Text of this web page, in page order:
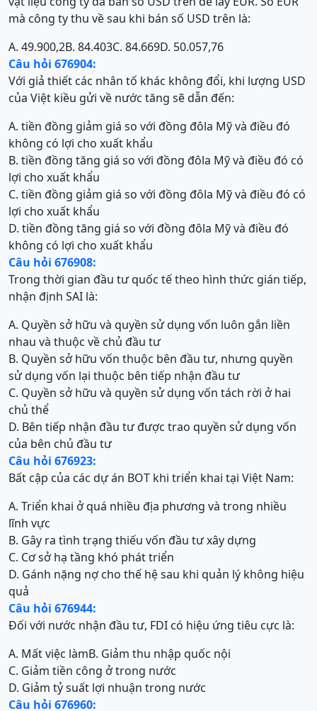
mà công ty thu về sau khi bán số USD trên là:
A. 49.900,2B. 84.403C. 84.669D. 50.057,76
Câu hỏi 676904:
Với giả thiết các nhân tố khác không đổi, khi lượng USD
của Việt kiều gửi về nước tăng sẽ dẫn đến:
A. tiền đồng giảm giá so với đồng đôla Mỹ và điều đó
không có lợi cho xuất khẩu
B. tiền đồng tăng giá so với đồng đôla Mỹ và điều đó có
lợi cho xuất khẩu
C. tiền đồng giảm giá so với đồng đôla Mỹ và điều đó có
lợi cho xuất khẩu
D. tiền đồng tăng giá so với đồng đôla Mỹ và điều đó
không có lợi cho xuất khẩu
Câu hỏi 676908:
Trong thời gian đầu tư quốc tế theo hình thức gián tiếp,
nhận định SAI là:
A. Quyền sở hữu và quyền sử dụng vốn luôn gắn liền
nhau và thuộc về chủ đầu tư
B. Quyền sở hữu vốn thuộc bên đầu tư, nhưng quyền
sử dụng vốn lại thuộc bên tiếp nhận đầu tư
C. Quyền sở hữu và quyền sử dụng vốn tách rời ở hai
chủ thể
D. Bên tiếp nhận đầu tư được trao quyền sử dụng vốn
của bên chủ đầu tư
Câu hỏi 676923:
Bất cập của các dự án BOT khi triển khai tại Việt Nam:
A. Triển khai ở quá nhiều địa phương và trong nhiều
lĩnh vực
B. Gây ra tình trạng thiếu vốn đầu tư xây dựng
C. Cơ sở hạ tầng khó phát triển
D. Gánh nặng nợ cho thế hệ sau khi quản lý không hiệu
quả
Câu hỏi 676944:
Đối với nước nhận đầu tư, FDI có hiệu ứng tiêu cực là:
A. Mất việc làmB. Giảm thu nhập quốc nội
C. Giảm tiền công ở trong nước
D. Giảm tỷ suất lợi nhuận trong nước
Câu hỏi 676960: